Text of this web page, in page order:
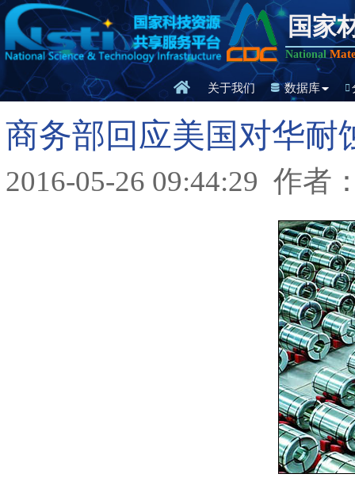
国家
National
关于我们 数据库
商务部回应美国对华耐
2016-05-26 09:44:29 作者